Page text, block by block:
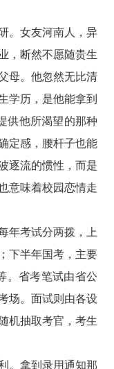
。女友河南人，异
，断然不愿随贵生
母。他忽然无比清
学历，是他能拿到
供他所渴望的那种
定感，腰杆子也能
逐流的惯性，而是
意味着校园恋情走
年考试分两拨，上
下半年国考，主要
。省考笔试由省公
场。面试则由各设
机抽取考官，考生
。拿到录用通知那